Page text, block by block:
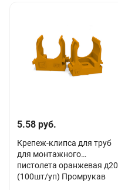
5.58 руб.
Крепеж-клипса для труб
для монтажного
пистолета оранжевая д20
(100шт/уп) Промрукав